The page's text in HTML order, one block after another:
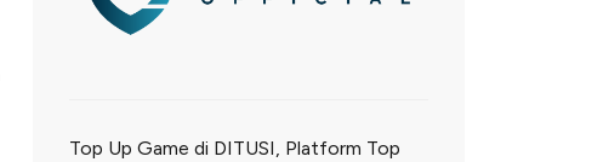
Top Up Game di DITUSI, Platform Top